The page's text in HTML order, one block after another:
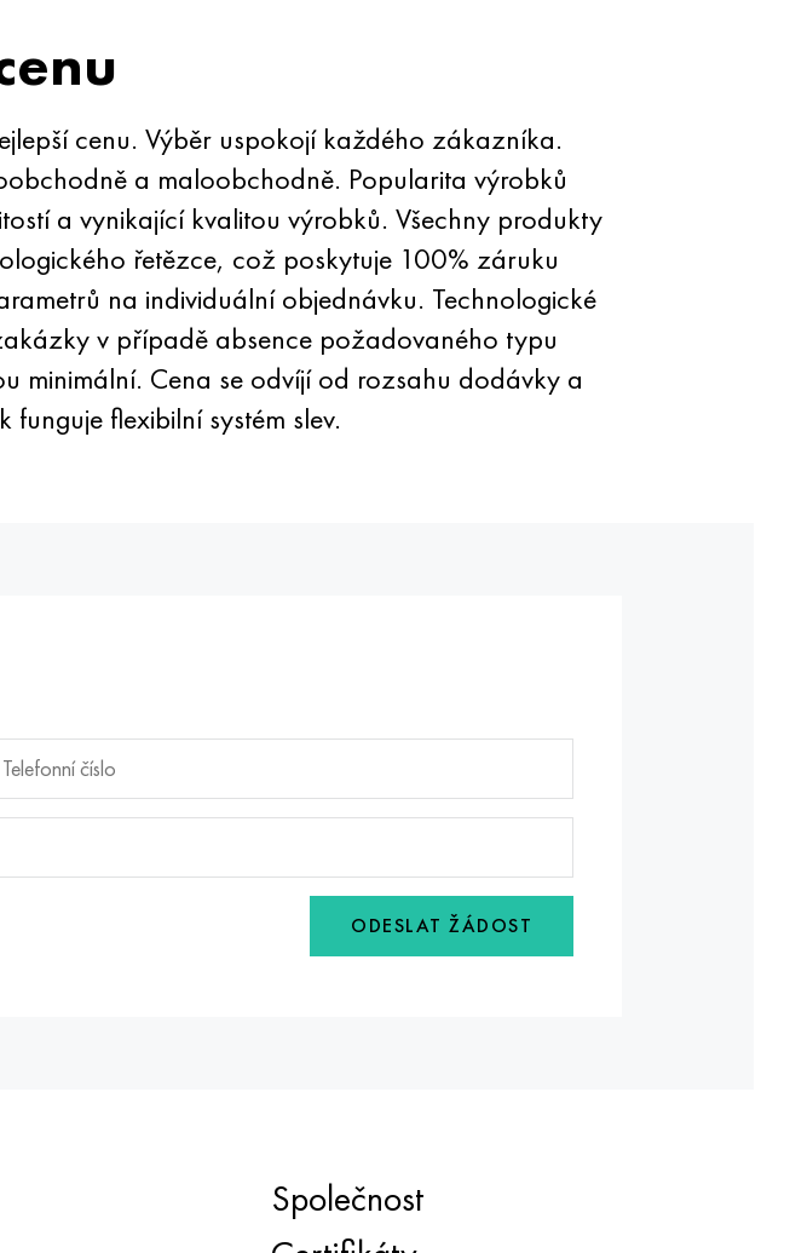
cenu. Výběr uspokojí každého zákazníka.
a maloobchodně. Popularita výrobků
a vynikající kvalitou výrobků. Všechny produkty
řetězce, což poskytuje 100% záruku
na individuální objednávku. Technologické
v případě absence požadovaného typu
minimální. Cena se odvíjí od rozsahu dodávky a
flexibilní systém slev.
ODESLAT ŽÁDOST
Společnost